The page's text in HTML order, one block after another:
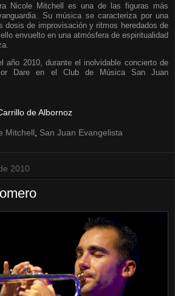
Nicole Mitchell es una de las figuras más
Su música se caracteriza por una
dosis de improvisación y ritmos heredados de
envuelto en una atmósfera de espiritualidad
año 2010, durante el inolvidable concierto de
or Dare en el Club de Música San Juan
de Albornoz
Mitchell San Juan Evangelista
2010